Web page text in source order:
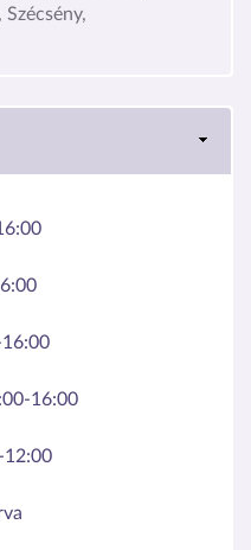
16:00
12:00